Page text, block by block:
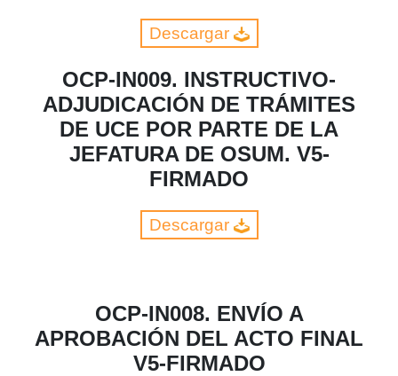
Descargar
OCP-IN009. INSTRUCTIVO-
ADJUDICACIÓN DE TRÁMITES
DE UCE POR PARTE DE LA
JEFATURA DE OSUM. V5-
FIRMADO
Descargar
OCP-IN008. ENVÍO A
APROBACIÓN DEL ACTO FINAL
V5-FIRMADO